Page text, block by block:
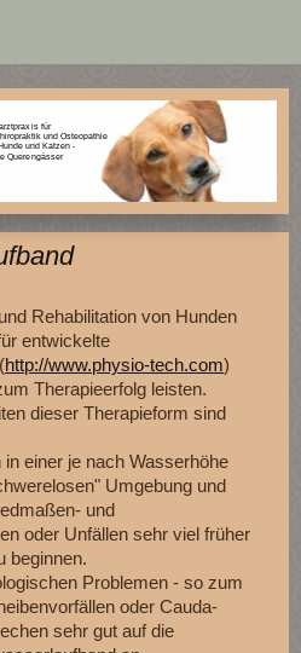
für
und Osteopathie
und Katzen -
Querengässer
Rehabilitation von Hunden
entwickelte
http://www.physio-tech.com)
Therapieerfolg leisten.
dieser Therapieform sind
einer je nach Wasserhöhe
Umgebung und
und
oder Unfällen sehr viel früher
beginnen.
Problemen - so zum
oder Cauda-
sehr gut auf die